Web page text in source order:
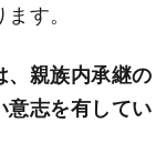
す。
、親族内承継の
意志を有してい